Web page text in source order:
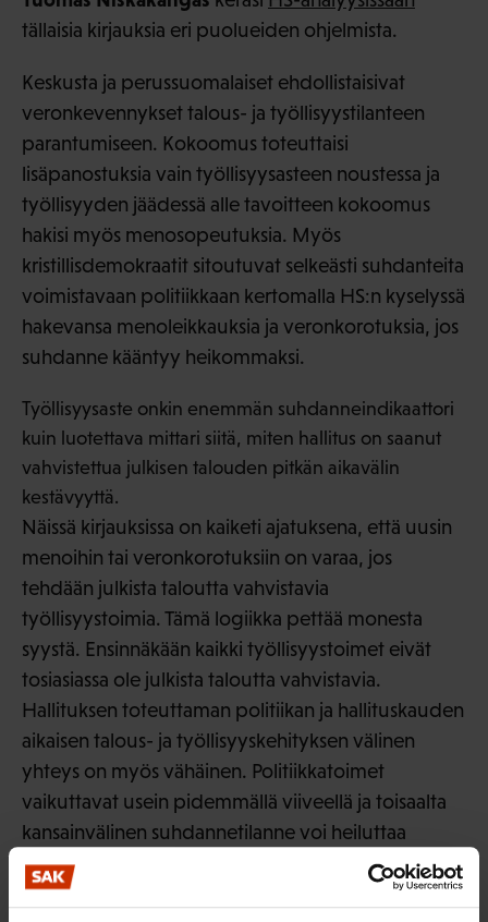
tällaisia kirjauksia eri puolueiden ohjelmista.
Keskusta ja perussuomalaiset ehdollistaisivat
veronkevennykset talous- ja työllisyystilanteen
parantumiseen. Kokoomus toteuttaisi
lisäpanostuksia vain työllisyysasteen noustessa ja
työllisyyden jäädessä alle tavoitteen kokoomus
hakisi myös menosopeutuksia. Myös
kristillisdemokraatit sitoutuvat selkeästi suhdanteita
voimistavaan politiikkaan kertomalla HS:n kyselyssä
hakevansa menoleikkauksia ja veronkorotuksia, jos
suhdanne kääntyy heikommaksi.
Työllisyysaste onkin enemmän suhdanneindikaattori
kuin luotettava mittari siitä, miten hallitus on saanut
vahvistettua julkisen talouden pitkän aikavälin
kestävyyttä.
Näissä kirjauksissa on kaiketi ajatuksena, että uusin
menoihin tai veronkorotuksiin on varaa, jos
tehdään julkista taloutta vahvistavia
työllisyystoimia. Tämä logiikka pettää monesta
syystä. Ensinnäkään kaikki työllisyystoimet eivät
tosiasiassa ole julkista taloutta vahvistavia.
Hallituksen toteuttaman politiikan ja hallituskauden
aikaisen talous- ja työllisyyskehityksen välinen
yhteys on myös vähäinen. Politiikkatoimet
vaikuttavat usein pidemmällä viiveellä ja toisaalta
kansainvälinen suhdannetilanne voi heiluttaa
työllisyyttä lyhyellä aikavälillä paljon
politiikkatoimia rajummin. Työllisyysaste onkin